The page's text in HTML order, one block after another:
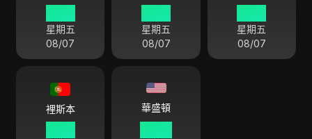
星期五
08/07
星期五
08/07
星期五
08/07
裡斯本 華盛頓